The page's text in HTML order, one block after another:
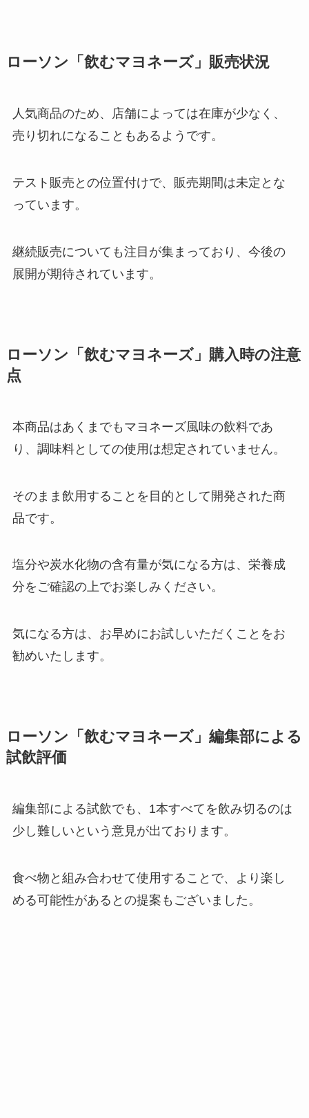
ローソン「飲むマヨネーズ」販売状況
人気商品のため、店舗によっては在庫が少なく、
売り切れになることもあるようです。
テスト販売との位置付けで、販売期間は未定とな
っています。
継続販売についても注目が集まっており、今後の
展開が期待されています。
ローソン「飲むマヨネーズ」購入時の注意
点
本商品はあくまでもマヨネーズ風味の飲料であ
り、調味料としての使用は想定されていません。
そのまま飲用することを目的として開発された商
品です。
塩分や炭水化物の含有量が気になる方は、栄養成
分をご確認の上でお楽しみください。
気になる方は、お早めにお試しいただくことをお
勧めいたします。
ローソン「飲むマヨネーズ」編集部による
試飲評価
編集部による試飲でも、1本すべてを飲み切るのは
少し難しいという意見が出ております。
食べ物と組み合わせて使用することで、より楽し
める可能性があるとの提案もございました。